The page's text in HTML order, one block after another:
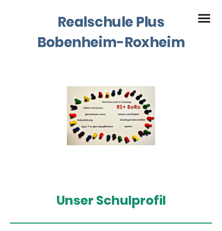
Realschule Plus
Bobenheim-Roxheim
Unser Schulprofil